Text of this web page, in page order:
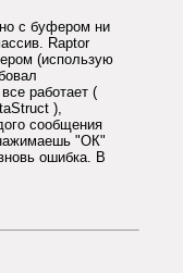
с буфером ни
Raptor
(использую
работает (
),
сообщения
"ОК"
ошибка. В